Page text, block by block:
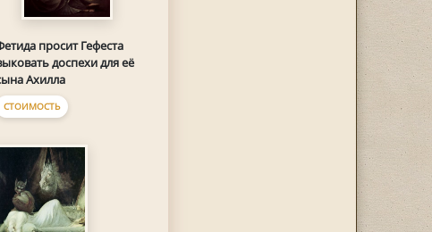
просит Гефеста
доспехи для её
Ахилла
СТОИМОСТЬ